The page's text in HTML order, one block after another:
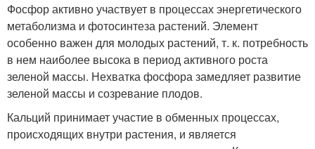
Фосфор активно участвует в процессах энергетического
метаболизма и фотосинтеза растений. Элемент
особенно важен для молодых растений, т. к. потребность
в нем наиболее высока в период активного роста
зеленой массы. Нехватка фосфора замедляет развитие
зеленой массы и созревание плодов.
Кальций принимает участие в обменных процессах,
происходящих внутри растения, и является